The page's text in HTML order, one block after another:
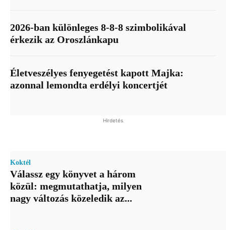
2026-ban különleges 8-8-8 szimbolikával
érkezik az Oroszlánkapu
Életveszélyes fenyegetést kapott Majka:
azonnal lemondta erdélyi koncertjét
Hirdetés
Koktél
Válassz egy könyvet a három
közül: megmutathatja, milyen
nagy változás közeledik az...